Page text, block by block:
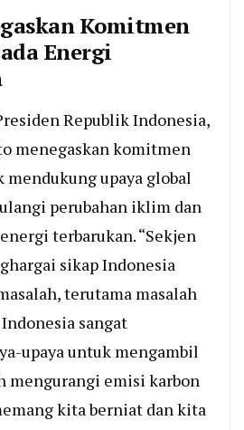
Komitmen
Energi
Republik Indonesia,
menegaskan komitmen
upaya global
perubahan iklim dan
terbarukan. “Sekjen
sikap Indonesia
terutama masalah
sangat
upaya untuk mengambil
mengurangi emisi karbon
kita berniat dan kita